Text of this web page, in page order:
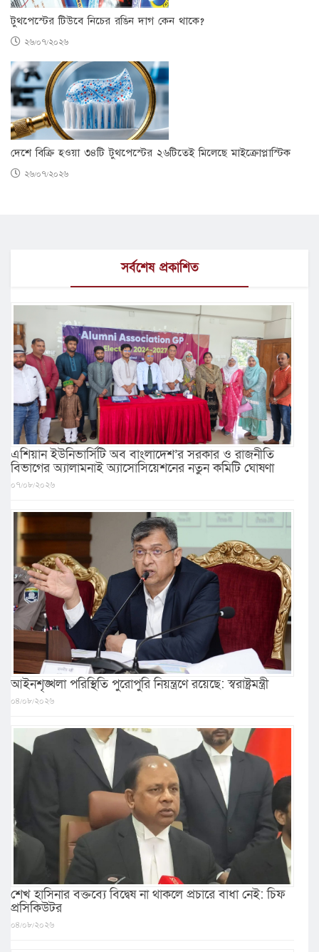
টুথপেস্টের টিউবে নিচের রঙিন দাগ কেন থাকে?
২৬/০৭/২০২৬
দেশে বিক্রি হওয়া ৩৪টি টুথপেস্টের ২৬টিতেই মিলেছে মাইক্রোপ্লাস্টিক
২৬/০৭/২০২৬
সর্বশেষ প্রকাশিত
এশিয়ান ইউনিভার্সিটি অব বাংলাদেশ’র সরকার ও রাজনীতি
বিভাগের অ্যালামনাই অ্যাসোসিয়েশনের নতুন কমিটি ঘোষণা
০৭/০৮/২০২৬
আইনশৃঙ্খলা পরিস্থিতি পুরোপুরি নিয়ন্ত্রণে রয়েছে: স্বরাষ্ট্রমন্ত্রী
০৪/০৮/২০২৬
শেখ হাসিনার বক্তব্যে বিদ্বেষ না থাকলে প্রচারে বাধা নেই: চিফ
প্রসিকিউটর
০৪/০৮/২০২৬